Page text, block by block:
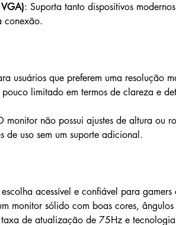
: Suporta tanto dispositivos
conexão.
usuários que preferem uma resolução
limitado em termos de clareza e
monitor não possui ajustes de altura ou
de uso sem um suporte adicional.
acessível e confiável para gamers
monitor sólido com boas cores,
de atualização de 75Hz e tecnologia